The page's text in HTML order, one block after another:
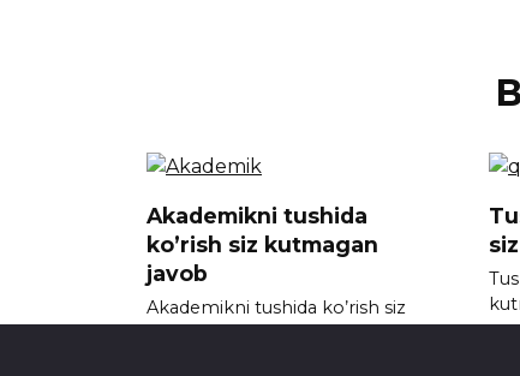
Akademikni tushida
ko’rish siz kutmagan
javob
Akademikni tushida ko’rish siz